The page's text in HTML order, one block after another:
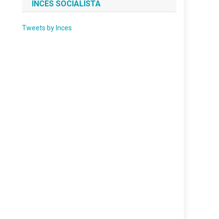
INCES SOCIALISTA
Tweets by Inces